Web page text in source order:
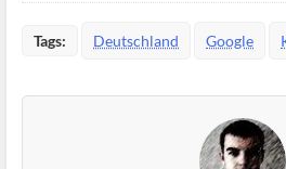
Tags: Deutschland Google